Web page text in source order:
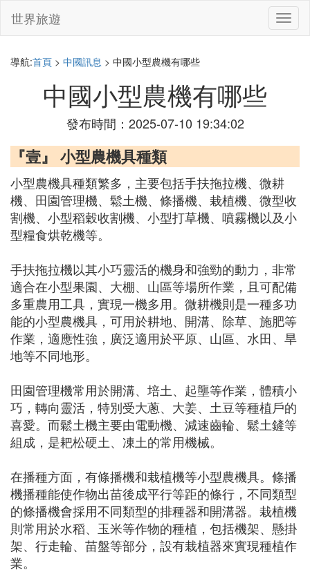
切
換
世界旅遊
導航:首頁 > 中國訊息 > 中國小型農機有哪些
中國小型農機有哪些
發布時間：2025-07-10 19:34:02
『壹』 小型農機具種類
小型農機具種類繁多，主要包括手扶拖拉機、微耕
機、田園管理機、鬆土機、條播機、栽植機、微型收
割機、小型稻穀收割機、小型打草機、噴霧機以及小
型糧食烘乾機等。
手扶拖拉機以其小巧靈活的機身和強勁的動力，非常
適合在小型果園、大棚、山區等場所作業，且可配備
多重農用工具，實現一機多用。微耕機則是一種多功
能的小型農機具，可用於耕地、開溝、除草、施肥等
作業，適應性強，廣泛適用於平原、山區、水田、旱
地等不同地形。
田園管理機常用於開溝、培土、起壟等作業，體積小
巧，轉向靈活，特別受大蔥、大姜、土豆等種植戶的
喜愛。而鬆土機主要由電動機、減速齒輪、鬆土鏟等
組成，是耙松硬土、凍土的常用機械。
在播種方面，有條播機和栽植機等小型農機具。條播
機播種能使作物出苗後成平行等距的條行，不同類型
的條播機會採用不同類型的排種器和開溝器。栽植機
則常用於水稻、玉米等作物的種植，包括機架、懸掛
架、行走輪、苗盤等部分，設有栽植器來實現種植作
業。